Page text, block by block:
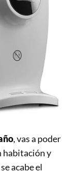
, vas a poder
habitación y
acabe el